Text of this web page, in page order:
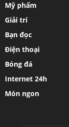
Mỹ phẩm
Giải trí
Bạn đọc
Điện thoại
Bóng đá
Internet 24h
Món ngon